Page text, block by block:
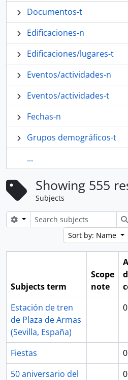
Documentos-t
Edificaciones-n
Edificaciones/lugares-t
Eventos/actividades-n
Eventos/actividades-t
Fechas-n
Grupos demográficos-t
...
Showing 555
Subjects
Search options
Sort by: Name
Subjects term
Scope
note
Estación de tren
de Plaza de Armas
(Sevilla, España)
0
Fiestas 0
50 aniversario del
0